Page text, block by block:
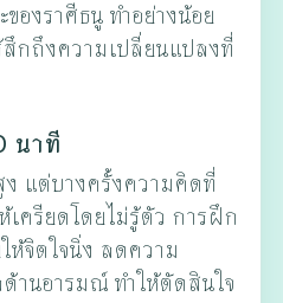
องราศีธนู ทำอย่างน้อย
กถึงความเปลี่ยนแปลงที่
นาที
แต่บางครั้งความคิดที่
เครียดโดยไม่รู้ตัว การฝึก
ห้จิตใจนิ่ง ลดความ
านอารมณ์ ทำให้ตัดสินใจ